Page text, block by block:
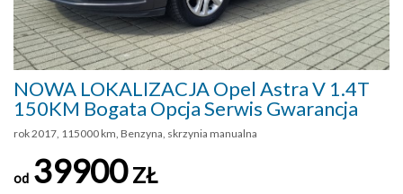
NOWA LOKALIZACJA Opel Astra V 1.4T
150KM Bogata Opcja Serwis Gwarancja
rok 2017, 115000 km, Benzyna, skrzynia manualna
od 39900ZŁ